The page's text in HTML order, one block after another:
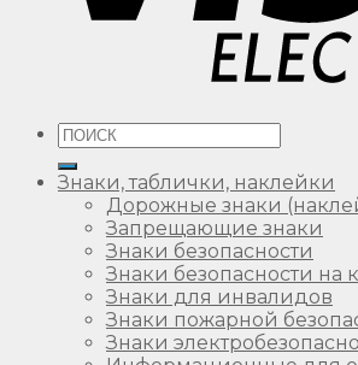
Искать:
Знаки, таблички, наклейки
Дорожные знаки
Запрещающие знаки
Знаки безопасности
Знаки безопасности на
Знаки для инвалидов
Знаки пожарной
Знаки